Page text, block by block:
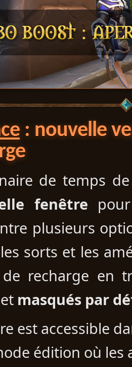
: nouvelle
de temps
fenêtre
plusieurs
sorts et les
recharge en
et masqués par
est accessible
édition où